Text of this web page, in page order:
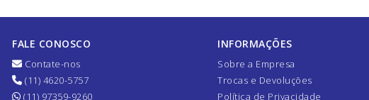
FALE CONOSCO
Contate-nos
(11) 4620-5757
(11) 97359-9260
INFORMAÇÕES
Sobre a Empresa
Trocas e Devoluções
Política de Privacidade